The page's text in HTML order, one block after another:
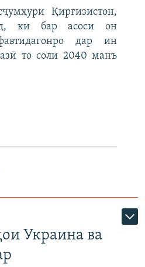
Қирғизистон,
ки бар асоси он
дар ин
то соли 2040 манъ
Украина ва